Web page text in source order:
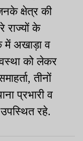
क्षेत्र की
राज्यों के
में अखाड़ा व
को लेकर
तीनों
प्रभारी व
रहे.